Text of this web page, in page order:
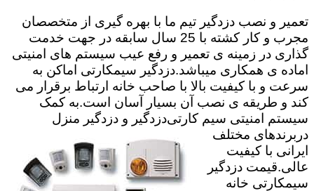
تعمیر و نصب دزدگیر تیم ما با بهره گیری از متخصصان
مجرب و کار کشته با 25 سال سابقه در جهت خدمت
گذاری در زمینه ی تعمیر و رفع عیب سیستم های امنیتی
اماده ی همکاری میباشد.دزدگیر سیمکارتی اماکن به
سرعت و با کیفیت بالا با صاحب خانه ارتباط برقرار می
کند و طریقه ی نصب آن بسیار آسان است.به کمک
سیستم امنیتی سیم کارتیدزدگیر و دزدگیر منزل
دربرندهای مختلف
ایرانی با کیفیت
عالی.قیمت دزدگیر
سیمکارتی خانه